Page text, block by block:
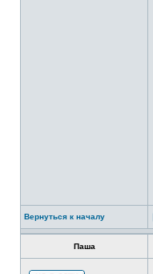
Вернуться к началу
Паша